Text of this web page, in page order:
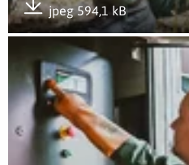
jpeg 594,1 kB
Pobierz załącznik
Otwórz załącznik 2LBOT - 8